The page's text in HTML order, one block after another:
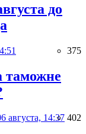
до
375
таможне
августа, 14:37 402